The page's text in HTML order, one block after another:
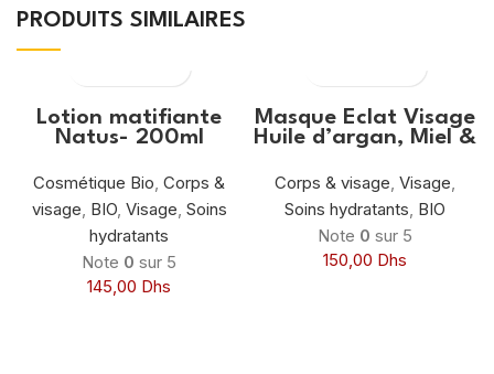
50
PRODUITS SIMILAIRES
Lotion matifiante
Natus- 200ml
Cosmétique Bio, Corps &
visage, BIO, Visage, Soins
hydratants
Note 0 sur 5
145,00 Dhs
Masque Eclat Visage
Huile d’argan, Miel &
100ml
Corps & visage, Visage,
Soins hydratants, BIO
Note 0 sur 5
150,00 Dhs